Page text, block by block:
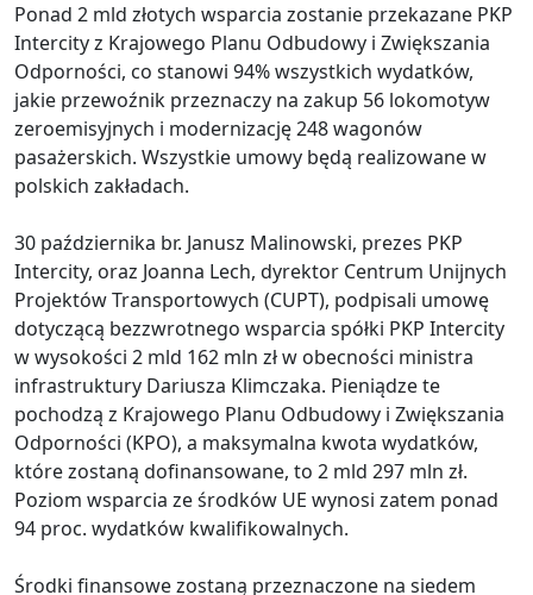
Ponad 2 mld złotych wsparcia zostanie przekazane PKP
Intercity z Krajowego Planu Odbudowy i Zwiększania
Odporności, co stanowi 94% wszystkich wydatków,
jakie przewoźnik przeznaczy na zakup 56 lokomotyw
zeroemisyjnych i modernizację 248 wagonów
pasażerskich. Wszystkie umowy będą realizowane w
polskich zakładach.
30 października br. Janusz Malinowski, prezes PKP
Intercity, oraz Joanna Lech, dyrektor Centrum Unijnych
Projektów Transportowych (CUPT), podpisali umowę
dotyczącą bezzwrotnego wsparcia spółki PKP Intercity
w wysokości 2 mld 162 mln zł w obecności ministra
infrastruktury Dariusza Klimczaka. Pieniądze te
pochodzą z Krajowego Planu Odbudowy i Zwiększania
Odporności (KPO), a maksymalna kwota wydatków,
które zostaną dofinansowane, to 2 mld 297 mln zł.
Poziom wsparcia ze środków UE wynosi zatem ponad
94 proc. wydatków kwalifikowalnych.
Środki finansowe zostaną przeznaczone na siedem